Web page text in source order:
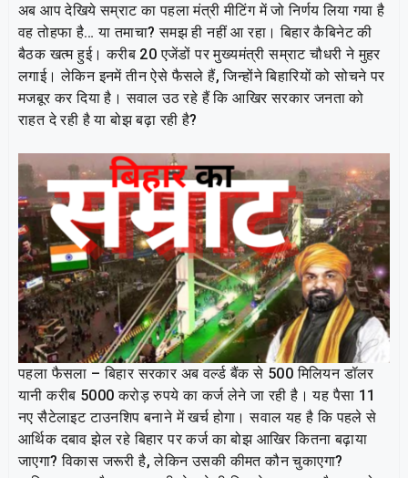
अब आप देखिये सम्राट का पहला मंत्री मीटिंग में जो निर्णय लिया गया है
वह तोहफा है… या तमाचा? समझ ही नहीं आ रहा। बिहार कैबिनेट की
बैठक खत्म हुई। करीब 20 एजेंडों पर मुख्यमंत्री सम्राट चौधरी ने मुहर
लगाई। लेकिन इनमें तीन ऐसे फैसले हैं, जिन्होंने बिहारियों को सोचने पर
मजबूर कर दिया है। सवाल उठ रहे हैं कि आखिर सरकार जनता को
राहत दे रही है या बोझ बढ़ा रही है?
पहला फैसला – बिहार सरकार अब वर्ल्ड बैंक से 500 मिलियन डॉलर
यानी करीब 5000 करोड़ रुपये का कर्ज लेने जा रही है। यह पैसा 11
नए सैटेलाइट टाउनशिप बनाने में खर्च होगा। सवाल यह है कि पहले से
आर्थिक दबाव झेल रहे बिहार पर कर्ज का बोझ आखिर कितना बढ़ाया
जाएगा? विकास जरूरी है, लेकिन उसकी कीमत कौन चुकाएगा?